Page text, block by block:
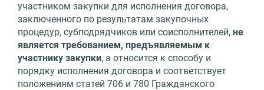
участником закупки для исполнения договора,
заключенного по результатам закупочных
процедур, субподрядчиков или соисполнителей, не
является требованием, предъявляемым к
участнику закупки, а относится к способу и
порядку исполнения договора и соответствует
положениям статей 706 и 780 Гражданского